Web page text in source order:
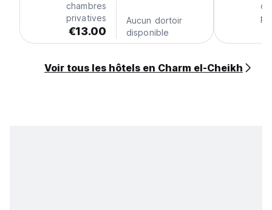
chambres
privatives
€13.00
Aucun dortoir
disponible
Voir tous les hôtels en Charm el-Cheikh